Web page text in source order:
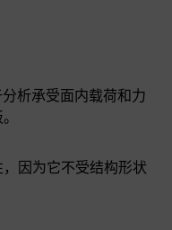
析承受面内载荷和力
因为它不受结构形状